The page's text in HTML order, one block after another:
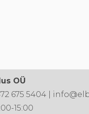
OÜ
675 5404 |
15:00